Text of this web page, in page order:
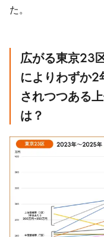
た。
広がる東京23
によりわずか2
されつつある
は？